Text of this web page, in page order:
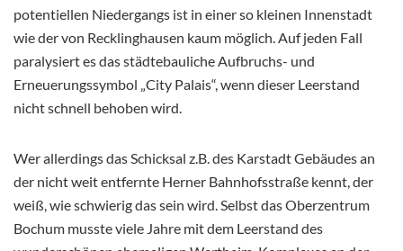
potentiellen Niedergangs ist in einer so kleinen Innenstadt
wie der von Recklinghausen kaum möglich. Auf jeden Fall
paralysiert es das städtebauliche Aufbruchs- und
Erneuerungssymbol „City Palais“, wenn dieser Leerstand
nicht schnell behoben wird.
Wer allerdings das Schicksal z.B. des Karstadt Gebäudes an
der nicht weit entfernte Herner Bahnhofsstraße kennt, der
weiß, wie schwierig das sein wird. Selbst das Oberzentrum
Bochum musste viele Jahre mit dem Leerstand des